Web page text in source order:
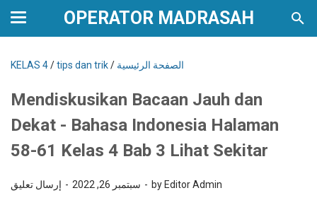
OPERATOR MADRASAH
الصفحة الرئيسية /
KELAS 4/tips dan trik
Mendiskusikan Bacaan Jauh dan
Dekat - Bahasa Indonesia Halaman
58-61 Kelas 4 Bab 3 Lihat Sekitar
by Editor Admin سبتمبر 26, 2022 إرسال تعليق